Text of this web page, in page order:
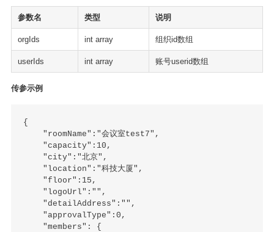
参数名 类型 说明
orgIds int array 组织id数组
userIds int array 账号userid数组
传参示例
{
    "roomName":"会议室test7",
    "capacity":10,
    "city":"北京",
    "location":"科技大厦",
    "floor":15,
    "logoUrl":"",
    "detailAddress":"",
    "approvalType":0,
    "members": {